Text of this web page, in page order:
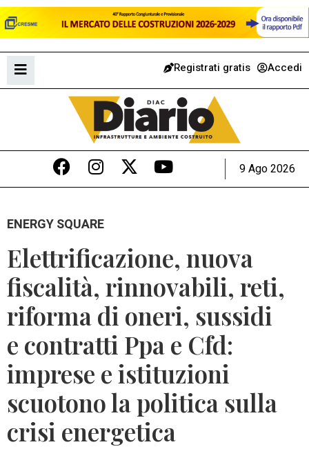
Registrati gratis Accedi
9 Ago 2026
ENERGY SQUARE
Elettrificazione, nuova
fiscalità, rinnovabili, reti,
riforma di oneri, sussidi
e contratti Ppa e Cfd:
imprese e istituzioni
scuotono la politica sulla
crisi energetica